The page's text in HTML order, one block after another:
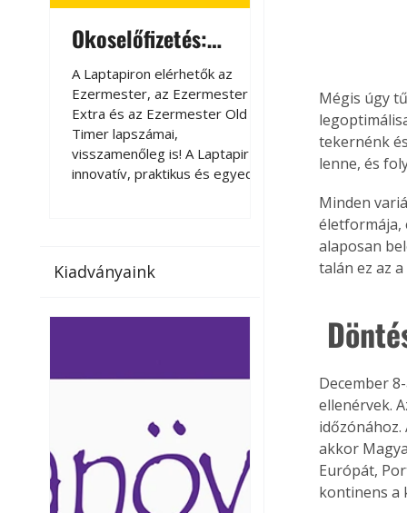
Okoselőfizetés:
Ezermester Extra
A Laptapiron elérhetők az
Ezermester, az Ezermester
Extra és az Ezermester Old
Timer lapszámai,
visszamenőleg is! A Laptapir új,
innovatív, praktikus és egyedi
az otthonában, útközben vagy
elérhetők lapszámaink. Bárhol,
Ezermester, az
Extra és az
Timer lapszámai,
visszamenőleg is! A
innovatív, praktikus
megoldás a
magazinok digitális
számítógépen,
vagy táblagépen.
az otthonában,
bármikor, akár
vagy dolgozva is
Laptapir kényelmes
mert: – t
Kiadványaink
Mégis úgy
tekernénk
lenne, és
Minden
életformája,
alaposan
talán ez az
December
ellenérvek.
akkor
Európát,
kontinens a